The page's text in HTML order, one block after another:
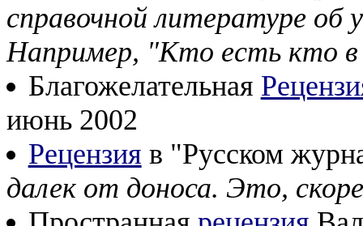
справочной литературе об
Например, "Кто есть кто в
Благожелательная
июнь 2002
Рецензия в "Русском
далек от доноса. Это,